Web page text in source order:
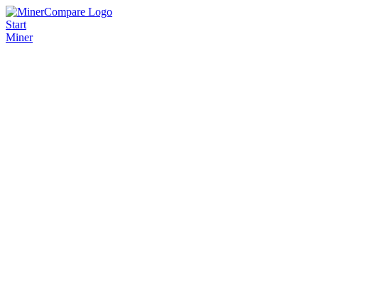
Start
Miner